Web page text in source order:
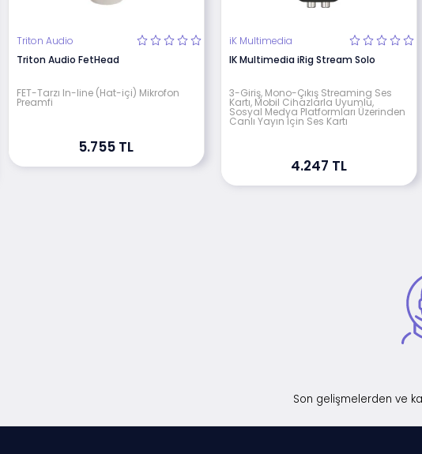
Triton Audio
Triton Audio FetHead
FET-Tarzı In-line (Hat-içi) Mikrofon
Preamfi
5.755 TL
iK Multimedia
IK Multimedia iRig Stream Solo
3-Giriş, Mono-Çıkış Streaming Ses
Kartı, Mobil Cihazlarla Uyumlu,
Sosyal Medya Platformları Üzerinden
Canlı Yayın İçin Ses Kartı
4.247 TL
Son gelişmelerden ve